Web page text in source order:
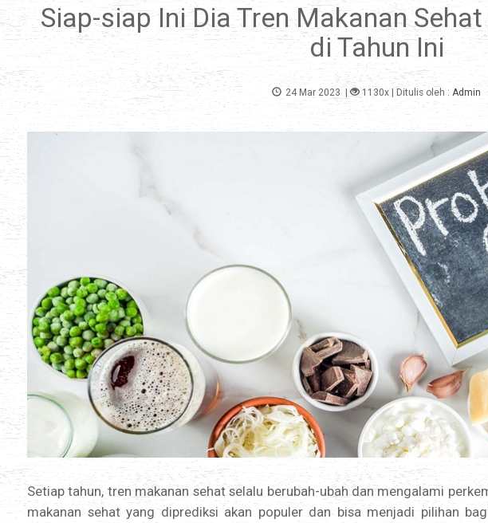
Siap-siap Ini Dia Tren Makanan
di Tahun Ini
24 Mar 2023 | 1130x | Ditulis oleh : Admin
Setiap tahun, tren makanan sehat selalu berubah-ubah dan mengalami
makanan sehat yang diprediksi akan populer dan bisa menjadi pilihan